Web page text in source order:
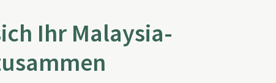
Ihr Malaysia-